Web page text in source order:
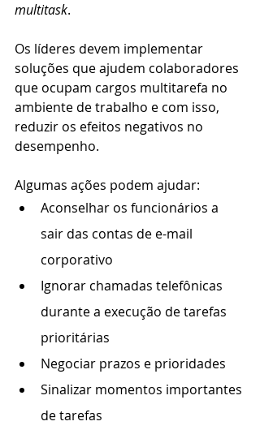
multitask.
Os líderes devem implementar
soluções que ajudem colaboradores
que ocupam cargos multitarefa no
ambiente de trabalho e com isso,
reduzir os efeitos negativos no
desempenho.
Algumas ações podem ajudar:
Aconselhar os funcionários a
sair das contas de e-mail
corporativo
Ignorar chamadas telefônicas
durante a execução de tarefas
prioritárias
Negociar prazos e prioridades
Sinalizar momentos importantes
de tarefas